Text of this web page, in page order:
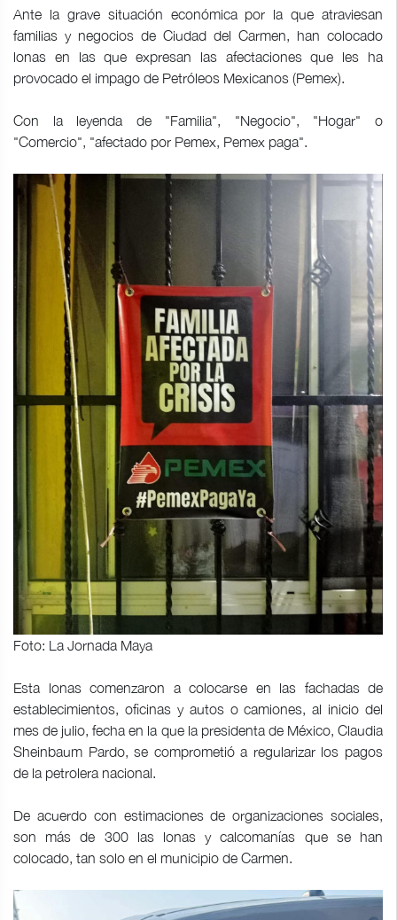
Ante la grave situación económica por la que atraviesan
familias y negocios de Ciudad del Carmen, han colocado
lonas en las que expresan las afectaciones que les ha
provocado el impago de Petróleos Mexicanos (Pemex).
Con la leyenda de "Familia", "Negocio", "Hogar" o
"Comercio", "afectado por Pemex, Pemex paga".
Foto: La Jornada Maya
Esta lonas comenzaron a colocarse en las fachadas de
establecimientos, oficinas y autos o camiones, al inicio del
mes de julio, fecha en la que la presidenta de México, Claudia
Sheinbaum Pardo, se comprometió a regularizar los pagos
de la petrolera nacional.
De acuerdo con estimaciones de organizaciones sociales,
son más de 300 las lonas y calcomanías que se han
colocado, tan solo en el municipio de Carmen.